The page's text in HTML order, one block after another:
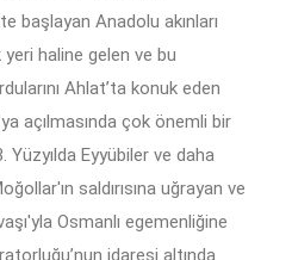
başlayan Anadolu akınları
yeri haline gelen ve bu
Ahlat’ta konuk eden
açılmasında çok önemli bir
Eyyübiler ve daha
saldırısına uğrayan ve
Osmanlı egemenliğine
idaresi altında